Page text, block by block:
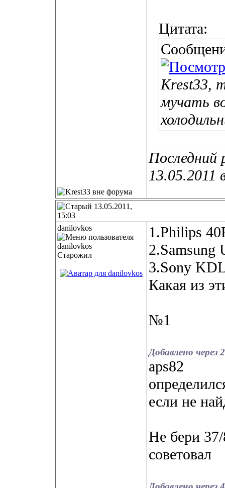
Цитата:
Krest33,
мучать
Последний
13.05.2011
13.05.2011,
15:03
danilovkos
Старожил
1.Philips
2.Samsung
3.Sony
Какая из
№1
Добавлено
aps82
если не
Не бери
советовал